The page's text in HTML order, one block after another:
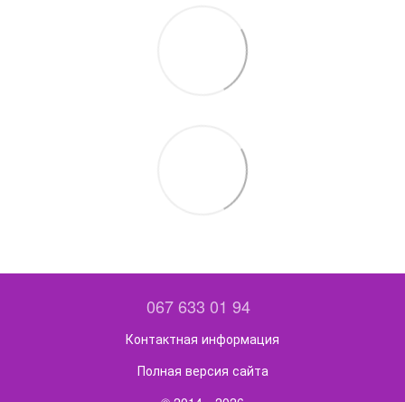
067 633 01 94
Контактная информация
Полная версия сайта